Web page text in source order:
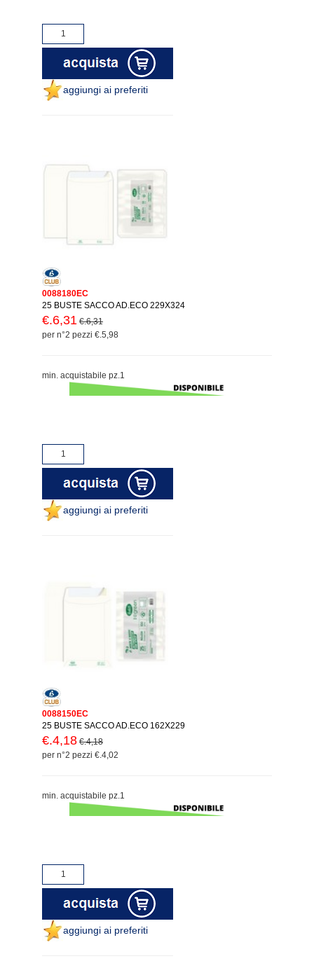
aggiungi ai preferiti
0088180EC
25 BUSTE SACCO AD.ECO 229X324
€.6,31 €.6,31
per n°2 pezzi €.5,98
min. acquistabile pz.1
aggiungi ai preferiti
0088150EC
25 BUSTE SACCO AD.ECO 162X229
€.4,18 €.4,18
per n°2 pezzi €.4,02
min. acquistabile pz.1
aggiungi ai preferiti